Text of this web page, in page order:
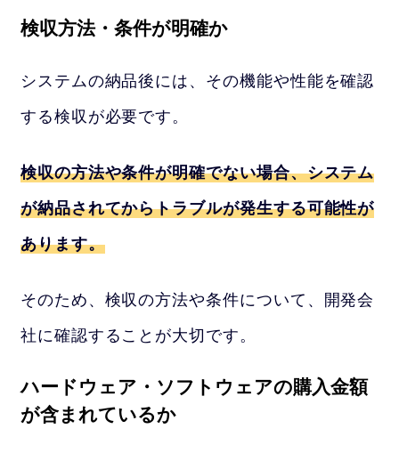
検収方法・条件が明確か
システムの納品後には、その機能や性能を確認
する検収が必要です。
検収の方法や条件が明確でない場合、システム
が納品されてからトラブルが発生する可能性が
あります。
そのため、検収の方法や条件について、開発会
社に確認することが大切です。
ハードウェア・ソフトウェアの購入金額
が含まれているか